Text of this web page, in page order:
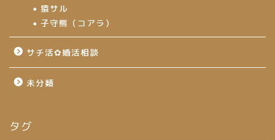
猿サル
子守熊（コアラ）
サチ活✿婚活相談
未分類
タグ